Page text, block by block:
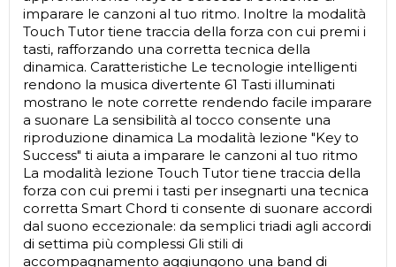
imparare le canzoni al tuo ritmo. Inoltre la modalità
Touch Tutor tiene traccia della forza con cui premi i
tasti, rafforzando una corretta tecnica della
dinamica. Caratteristiche Le tecnologie intelligenti
rendono la musica divertente 61 Tasti illuminati
mostrano le note corrette rendendo facile imparare
a suonare La sensibilità al tocco consente una
riproduzione dinamica La modalità lezione "Key to
Success" ti aiuta a imparare le canzoni al tuo ritmo
La modalità lezione Touch Tutor tiene traccia della
forza con cui premi i tasti per insegnarti una tecnica
corretta Smart Chord ti consente di suonare accordi
dal suono eccezionale: da semplici triadi agli accordi
di settima più complessi Gli stili di
accompagnamento aggiungono una band di